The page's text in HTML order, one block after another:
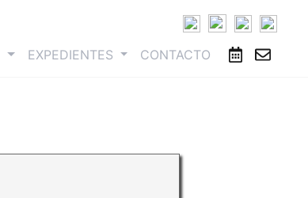
EXPEDIENTES CONTACTO